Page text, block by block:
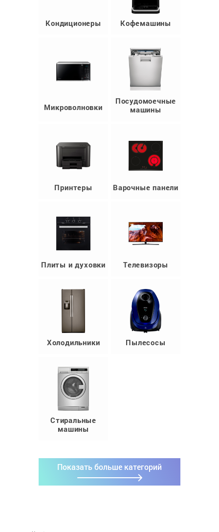
Кондиционеры Кофемашины
Микроволновки
Посудомоечные
машины
Принтеры Варочные панели
Плиты и духовки Телевизоры
Холодильники Пылесосы
Стиральные
машины
Показать больше категорий